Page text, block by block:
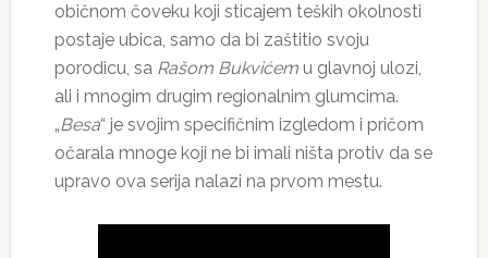
običnom čoveku koji sticajem teških okolnosti
postaje ubica, samo da bi zaštitio svoju
porodicu, sa Rašom Bukvićemu glavnoj ulozi,
ali i mnogim drugim regionalnim glumcima.
„Besa“ je svojim specifičnim izgledom i pričom
očarala mnoge koji ne bi imali ništa protiv da se
upravo ova serija nalazi na prvom mestu.